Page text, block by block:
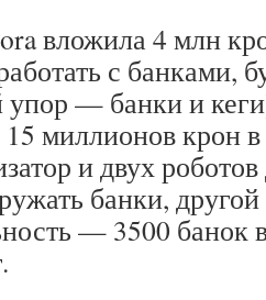
вложила 4 млн
с банками,
упор — банки и
миллионов крон
и двух
банки,
— 3500 банок